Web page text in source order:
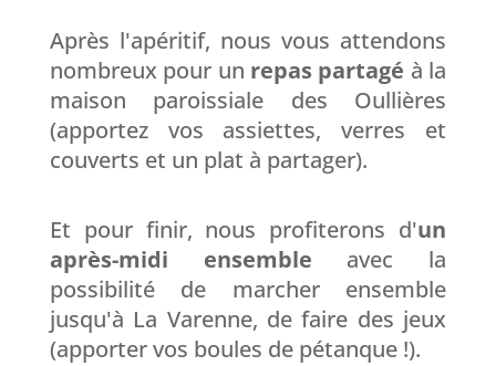
Après l'apéritif, nous vous attendons
nombreux pour un repas partagé à la
maison paroissiale des Oullières
(apportez vos assiettes, verres et
couverts et un plat à partager).
Et pour finir, nous profiterons d'un
après-midi ensemble avec la
possibilité de marcher ensemble
jusqu'à La Varenne, de faire des jeux
(apporter vos boules de pétanque !).